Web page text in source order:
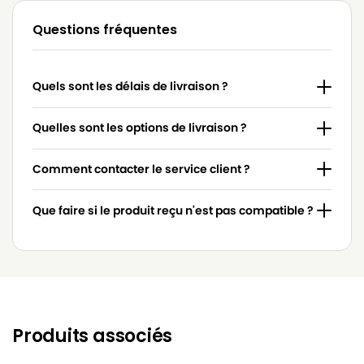
KARCHER
KARCHER A 2004 Plus
KARCHER
KARCHER A 2014 CA RVA C
KARCHER
KARCHER A 2014 CV
KARCHER
KARCHER A 2024 PT
KARCHER
KARCHER A 2054
KARCHER
KARCHER A 2054 ME
KARCHER
KARCHER A 2074
Questions fréquentes
Quels sont les délais de livraison ?
Quelles sont les options de livraison ?
Comment contacter le service client ?
Que faire si le produit reçu n'est pas compatible ?
Produits associés